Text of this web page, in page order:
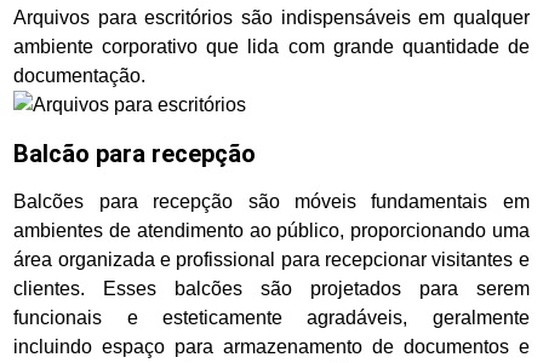
Arquivos para escritórios são indispensáveis em qualquer
ambiente corporativo que lida com grande quantidade de
documentação.
Balcão para recepção
Balcões para recepção são móveis fundamentais em
ambientes de atendimento ao público, proporcionando uma
área organizada e profissional para recepcionar visitantes e
clientes. Esses balcões são projetados para serem
funcionais e esteticamente agradáveis, geralmente
incluindo espaço para armazenamento de documentos e